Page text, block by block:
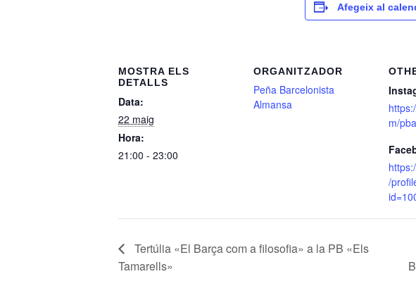
Afegeix al
MOSTRA ELS
DETALLS
Data:
22 maig
Hora:
21:00 - 23:00
ORGANITZADOR
Peña Barcelonista
Almansa
m/
/
Tertúlia «El Barça com a filosofia» a la PB «Els
Tamarells»